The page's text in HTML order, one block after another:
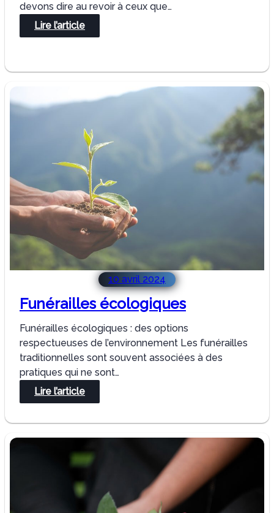
devons dire au revoir à ceux que…
Lire l’article:
À
hommage
couleur
HARMONIE
COLOR
10 avril 2024
Funérailles écologiques
Funérailles écologiques : des options
respectueuses de l’environnement Les funérailles
traditionnelles sont souvent associées à des
pratiques qui ne sont…
Lire l’article:
Funérailles
écologiques